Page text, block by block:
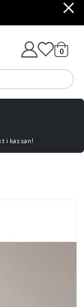
0varer
i kassan!